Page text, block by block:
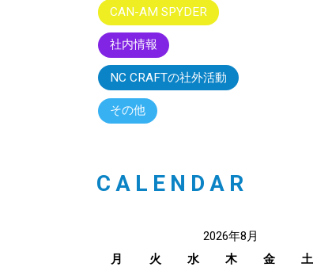
CAN-AM SPYDER
社内情報
NC CRAFTの社外活動
その他
CALENDAR
2026年8月
月
火 水 木 金 土